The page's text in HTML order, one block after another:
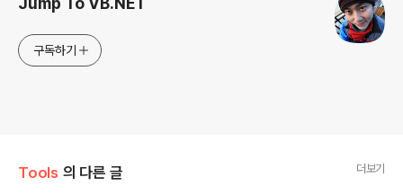
구독하기
Tools 의 다른 글 더보기